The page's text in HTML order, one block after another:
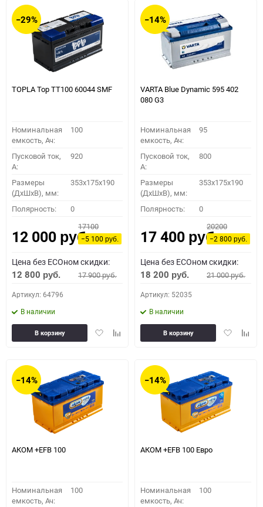
−29%
TOPLA Top TT100 60044 SMF
Номинальная
емкость, Ач:
100
Пусковой ток,
A:
920
Размеры
(ДхШхВ), мм:
353x175x190
Полярность: 0
12 000 руб.
17100
−5 100руб.
Цена без ECOном скидки:
12 800 руб. 17 900руб.
Артикул: 64796
В наличии
ДобавитьДобавить
В корзину
−14%
VARTA Blue Dynamic 595 402
080 G3
Номинальная
емкость, Ач:
95
Пусковой ток,
A:
800
Размеры
(ДхШхВ), мм:
353x175x190
Полярность: 0
17 400 руб.
20200
−2 800руб.
Цена без ECOном скидки:
18 200 руб. 21 000руб.
Артикул: 52035
В наличии
Добавить
В корзину
−14%
АКОМ +EFB 100
Номинальная
емкость, Ач:
100
−14%
АКОМ +EFB 100 Евро
Номинальная
емкость, Ач:
100